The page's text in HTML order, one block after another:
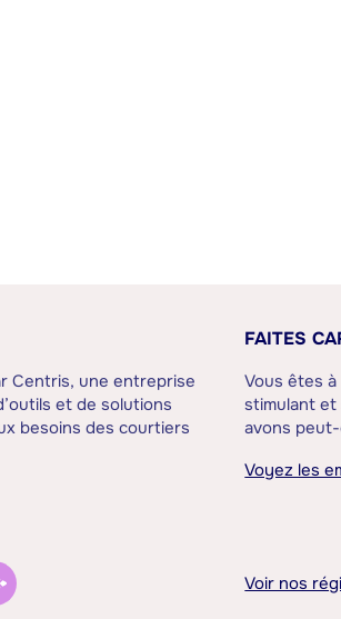
Centris, une entreprise
et de solutions
besoins des courtiers
FAITES
Vous êtes
stimulant et
avons
Voyez les
Voir nos